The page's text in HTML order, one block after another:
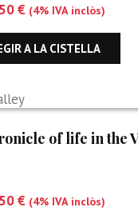
€ (4% IVA inclòs)
A LA CISTELLA
of life in the
€ (4% IVA inclòs)